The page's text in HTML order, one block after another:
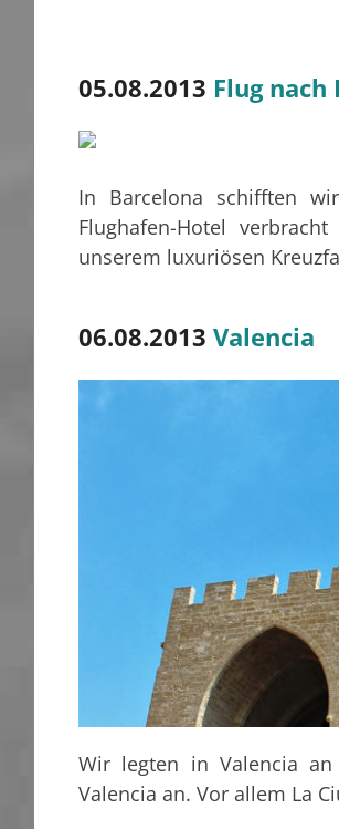
05.08.2013 Flug
In Barcelona schifften
Flughafen-Hotel
unserem luxuriösen
06.08.2013 Valencia
Wir legten in Valencia
Valencia an. Vor allem La